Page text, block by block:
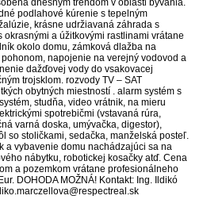
dnešným trendom v oblasti bývania.
podlahové kúrenie s tepelným
krásne udržiavaná záhrada s
a úžitkovými rastlinami vrátane
okolo domu, zámková dlažba na
napojenie na verejný vodovod a
dažďovej vody do vsakovacej
trojsklom. rozvody TV – SAT
obytných miestností . alarm systém s
studňa, video vrátnik, na mieru
spotrebičmi (vstavaná rúra,
varná doska, umývačka, digestor),
so stoličkami, sedačka, manželská posteľ.
a vybavenie domu nachádzajúci sa na
nábytku, robotickej kosačky atď. Cena
a pozemkom vrátane profesionálneho
DOHODA MOŽNÁ! Kontakt: Ing. Ildikó